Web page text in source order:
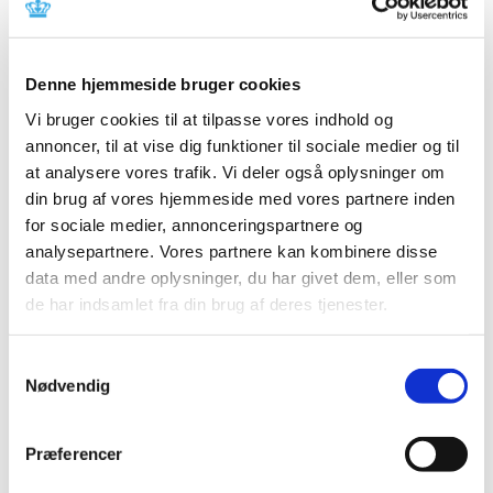
Denne hjemmeside bruger cookies
Vi bruger cookies til at tilpasse vores indhold og
annoncer, til at vise dig funktioner til sociale medier og til
at analysere vores trafik. Vi deler også oplysninger om
din brug af vores hjemmeside med vores partnere inden
for sociale medier, annonceringspartnere og
analysepartnere. Vores partnere kan kombinere disse
data med andre oplysninger, du har givet dem, eller som
de har indsamlet fra din brug af deres tjenester.
Nødvendig
Præferencer
Hassan Ahsan Rana får bevilling til at drive Høng Apotek.
Ledig bevilling til Esbjerg Krone Apotek
(Genopslag)
6. maj 2020
Bevillingen er ledig til overtagelse hurtigst muligt og
senest 1. oktober 2020.
Ny ændring af udleveringsbestemmelsen for
azithromycin
|4. maj 2020|
Endnu et fnatmiddel er kommet på markedet i
| 4. maj 2020|